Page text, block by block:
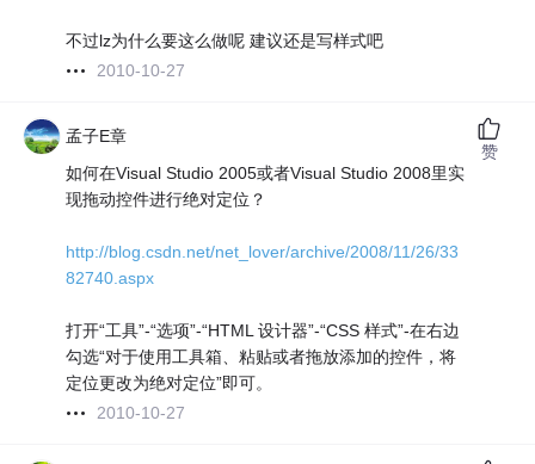
不过lz为什么要这么做呢 建议还是写样式吧
2010-10-27
孟子E章
如何在Visual Studio 2005或者Visual Studio 2008里实
现拖动控件进行绝对定位？
http://blog.csdn.net/net_lover/archive/2008/11/26/33
82740.aspx
打开“工具”-“选项”-“HTML 设计器”-“CSS 样式”-在右边
勾选“对于使用工具箱、粘贴或者拖放添加的控件，将
定位更改为绝对定位”即可。
2010-10-27
赞